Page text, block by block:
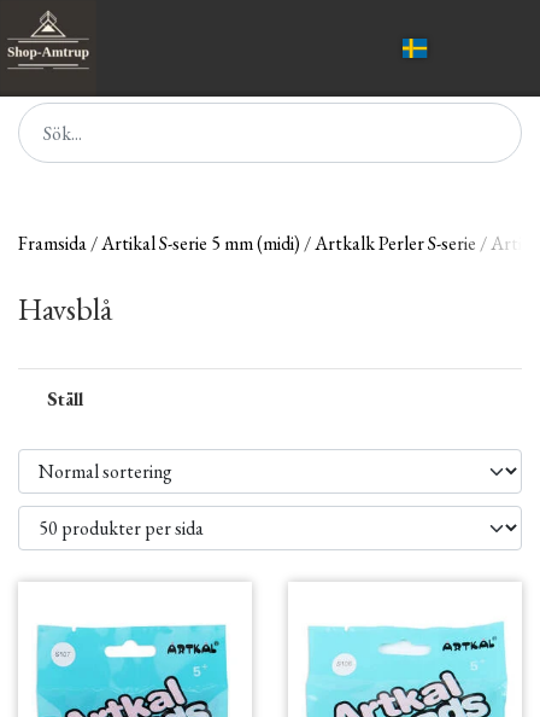
Framsida Artikal S-serie 5 mm (midi) Artkalk Perler S-serie
Havsblå
Ställ